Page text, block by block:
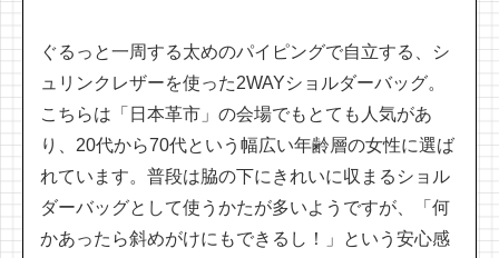
ぐるっと一周する太めのパイピングで自立する、シ
ュリンクレザーを使った2WAYショルダーバッグ。
こちらは「日本革市」の会場でもとても人気があ
り、20代から70代という幅広い年齢層の女性に選ば
れています。普段は脇の下にきれいに収まるショル
ダーバッグとして使うかたが多いようですが、「何
かあったら斜めがけにもできるし！」という安心感